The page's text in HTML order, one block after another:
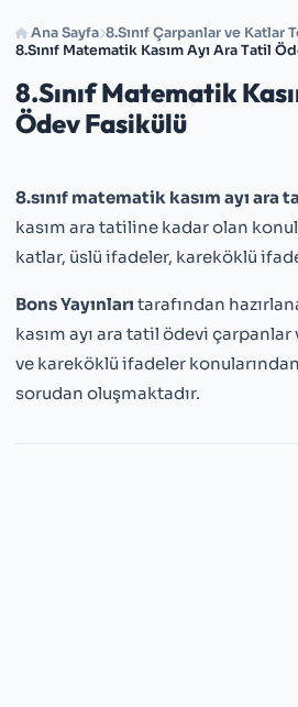
Ana Sayfa 8.Sınıf Çarpanlar ve Katlar
8.Sınıf Matematik Kasım Ayı Ara Tatil
8.Sınıf Matematik
Ödev Fasikülü
8.sınıf matematik kasım ayı ara
kasım ara tatiline kadar olan
katlar, üslü ifadeler, kareköklü
Bons Yayınları tarafından
kasım ayı ara tatil ödevi
ve kareköklü ifadeler
sorudan oluşmaktadır.